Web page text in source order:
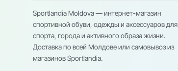
Sportlandia Moldova — интернет-магазин
спортивной обуви, одежды и аксессуаров для
спорта, города и активного образа жизни.
Доставка по всей Молдове или самовывоз из
магазинов Sportlandia.